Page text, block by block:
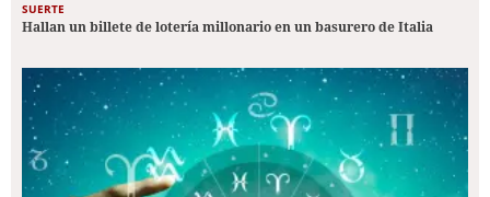
SUERTE
Hallan un billete de lotería millonario en un basurero de Italia